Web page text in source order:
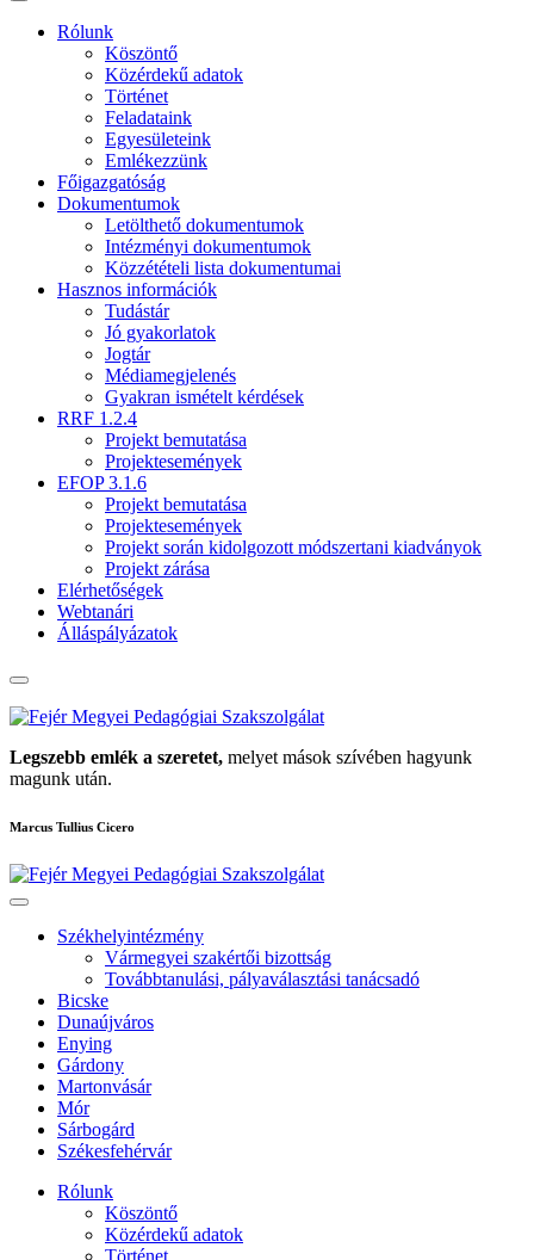
Rólunk
Köszöntő
Közérdekű adatok
Történet
Feladataink
Egyesületeink
Emlékezzünk
Főigazgatóság
Dokumentumok
Letölthető dokumentumok
Intézményi dokumentumok
Közzétételi lista dokumentumai
Hasznos információk
Tudástár
Jó gyakorlatok
Jogtár
Médiamegjelenés
Gyakran ismételt kérdések
RRF 1.2.4
Projekt bemutatása
Projektesemények
EFOP 3.1.6
Projekt bemutatása
Projektesemények
Projekt során kidolgozott módszertani kiadványok
Projekt zárása
Elérhetőségek
Webtanári
Álláspályázatok
Legszebb emlék a szeretet, melyet mások szívében hagyunk
magunk után.
Marcus Tullius Cicero
Székhelyintézmény
Vármegyei szakértői bizottság
Továbbtanulási, pályaválasztási tanácsadó
Bicske
Dunaújváros
Enying
Gárdony
Martonvásár
Mór
Sárbogárd
Székesfehérvár
Rólunk
Köszöntő
Közérdekű adatok
Történet